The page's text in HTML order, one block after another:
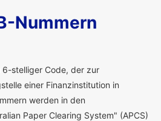
Nummern
6-stelliger Code, der zur
einer Finanzinstitution in
werden in den
Paper Clearing System" (APCS)